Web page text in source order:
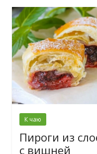
К чаю
Пироги из
с вишней